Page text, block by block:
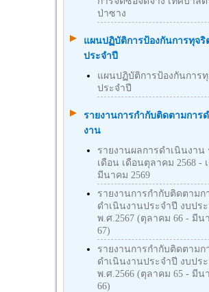
ป่าซาง
แผนปฏิบัติการป้องกันการทุจริ
ประจำปี
แผนปฏิบัติการป้องกันการ
ประจำปี
รายงานการกำกับติดตามการ
งาน
รายงานผลการดำเนินงาน
เดือน เดือนตุลาคม 2568 -
มีนาคม 2569
รายงานการกำกับติดตามก
ดำเนินงานประจำปี งบปร
พ.ศ.2567 (ตุลาคม 66 - มีน
67)
รายงานการกำกับติดตามก
ดำเนินงานประจำปี งบปร
พ.ศ.2566 (ตุลาคม 65 - มีน
66)